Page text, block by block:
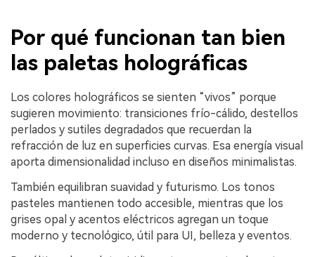
Por qué funcionan tan bien
las paletas holográficas
Los colores holográficos se sienten “vivos” porque
sugieren movimiento: transiciones frío-cálido, destellos
perlados y sutiles degradados que recuerdan la
refracción de luz en superficies curvas. Esa energía visual
aporta dimensionalidad incluso en diseños minimalistas.
También equilibran suavidad y futurismo. Los tonos
pasteles mantienen todo accesible, mientras que los
grises opal y acentos eléctricos agregan un toque
moderno y tecnológico, útil para UI, belleza y eventos.